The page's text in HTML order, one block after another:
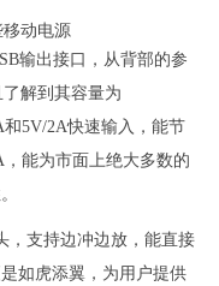
输出接口，从背部的参
解到其容量为
和5V/2A快速输入，能节
能为市面上绝大多数的
，支持边冲边放，能直接
如虎添翼，为用户提供